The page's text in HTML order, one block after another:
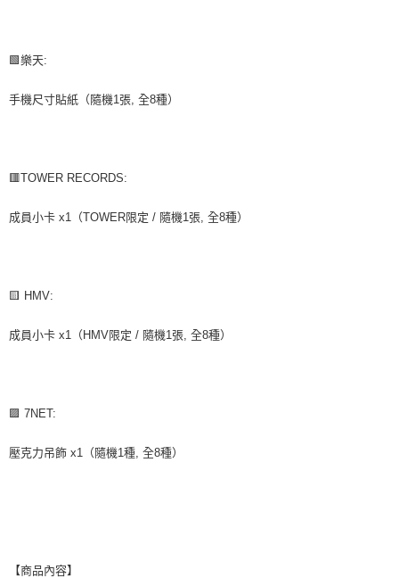
🟩樂天:
手機尺寸貼紙（隨機1張, 全8種）
🟥TOWER RECORDS:
成員小卡 x1（TOWER限定 / 隨機1張, 全8種）
🟨 HMV:
成員小卡 x1（HMV限定 / 隨機1張, 全8種）
🟪 7NET:
壓克力吊飾 x1（隨機1種, 全8種）
【商品內容】